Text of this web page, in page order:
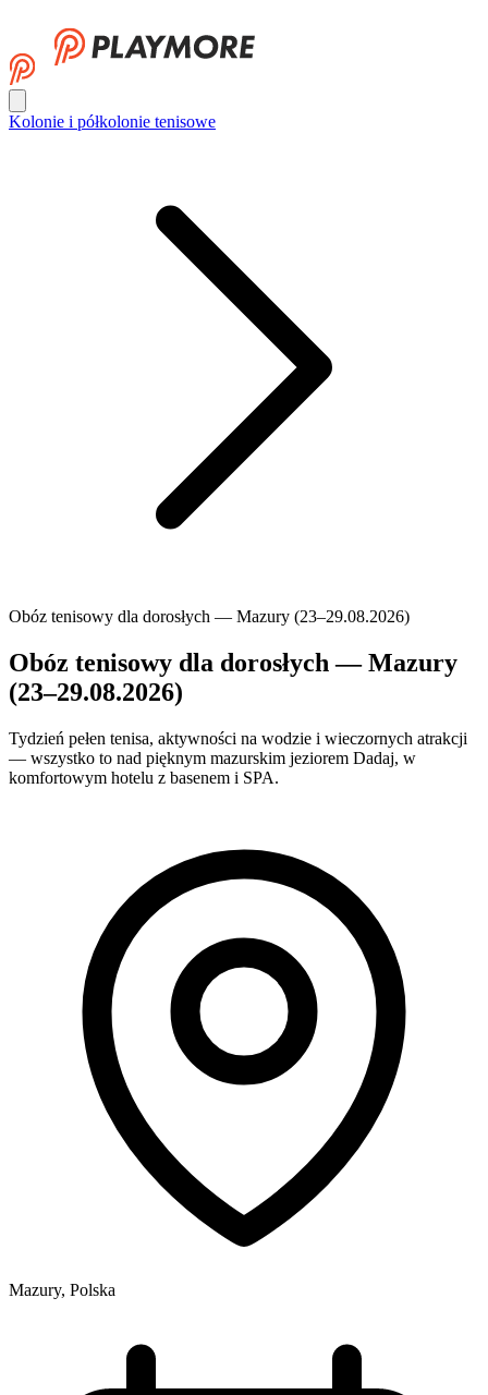
Kolonie i półkolonie tenisowe
Obóz tenisowy dla dorosłych — Mazury (23–29.08.2026)
Obóz tenisowy dla dorosłych — Mazury
(23–29.08.2026)
Tydzień pełen tenisa, aktywności na wodzie i wieczornych atrakcji
— wszystko to nad pięknym mazurskim jeziorem Dadaj, w
komfortowym hotelu z basenem i SPA.
Mazury, Polska